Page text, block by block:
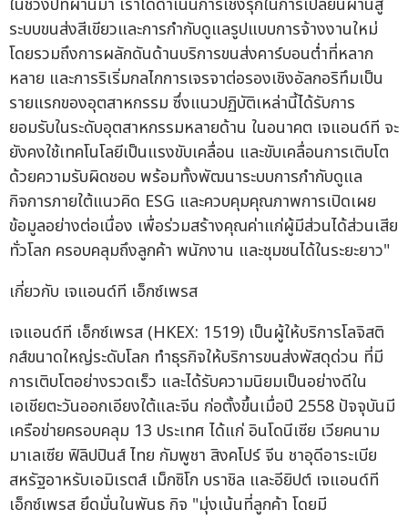
ในช่วงปีที่ผ่านมา เราได้ดำเนินการเชิงรุกในการเปลี่ยนผ่านสู่
ระบบขนส่งสีเขียวและการกำกับดูแลรูปแบบการจ้างงานใหม่
โดยรวมถึงการผลักดันด้านบริการขนส่งคาร์บอนต่ำที่หลาก
หลาย และการริเริ่มกลไกการเจรจาต่อรองเชิงอัลกอริทึมเป็น
รายแรกของอุตสาหกรรม ซึ่งแนวปฏิบัติเหล่านี้ได้รับการ
ยอมรับในระดับอุตสาหกรรมหลายด้าน ในอนาคต เจแอนด์ที จะ
ยังคงใช้เทคโนโลยีเป็นแรงขับเคลื่อน และขับเคลื่อนการเติบโต
ด้วยความรับผิดชอบ พร้อมทั้งพัฒนาระบบการกำกับดูแล
กิจการภายใต้แนวคิด ESG และควบคุมคุณภาพการเปิดเผย
ข้อมูลอย่างต่อเนื่อง เพื่อร่วมสร้างคุณค่าแก่ผู้มีส่วนได้ส่วนเสีย
ทั่วโลก ครอบคลุมถึงลูกค้า พนักงาน และชุมชนได้ในระยะยาว"
เกี่ยวกับ เจแอนด์ที เอ็กซ์เพรส
เจแอนด์ที เอ็กซ์เพรส (HKEX: 1519) เป็นผู้ให้บริการโลจิสติ
กส์ขนาดใหญ่ระดับโลก ทำธุรกิจให้บริการขนส่งพัสดุด่วน ที่มี
การเติบโตอย่างรวดเร็ว และได้รับความนิยมเป็นอย่างดีใน
เอเชียตะวันออกเอียงใต้และจีน ก่อตั้งขึ้นเมื่อปี 2558 ปัจจุบันมี
เครือข่ายครอบคลุม 13 ประเทศ ได้แก่ อินโดนีเซีย เวียคนาม
มาเลเซีย ฟิลิปปินส์ ไทย กัมพูชา สิงคโปร์ จีน ชาอุดีอาระเบีย
สหรัฐอาหรับเอมิเรตส์ เม็กซิโก บราชิล และอียิปต์ เจแอนด์ที
เอ็กซ์เพรส ยึดมั่นในพันธ กิจ "มุ่งเน้นที่ลูกค้า โดยมี